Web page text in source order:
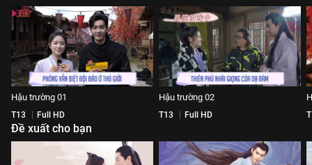
Hậu trường 01
T13 Full HD
Hậu trường 02
T13 Full HD
Đề xuất cho bạn